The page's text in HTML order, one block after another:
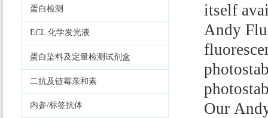
蛋白检测
ECL 化学发光液
蛋白染料及定量检测试剂盒
二抗及链霉亲和素
内参/标签抗体
itself
Andy
Our